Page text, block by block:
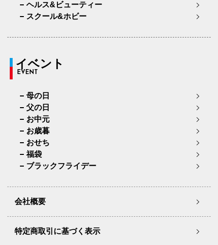
ヘルス&ビューティー
スクール&ホビー
イベント
EVENT
母の日
父の日
お中元
お歳暮
おせち
福袋
ブラックフライデー
会社概要
特定商取引に基づく表示